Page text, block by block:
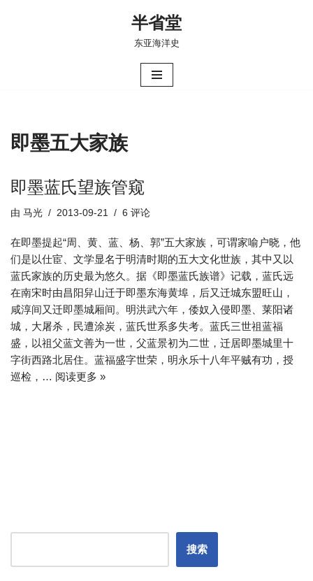
半省堂
东亚海洋史
即墨五大家族
即墨蓝氏望族管窥
由 马光 2013-09-21 6 评论
在即墨提起“周、黄、蓝、杨、郭”五大家族，可谓家喻户晓，他
们是以仕宦、文学显名于明清时期的五大文化世族，其中又以
蓝氏家族的历史最为悠久。据《即墨蓝氏族谱》记载，蓝氏远
在南宋时由昌阳舁山迁于即墨东海黄埠，后又迁城东盟旺山，
咸淳间又迁即墨城厢间。明洪武六年，倭奴入侵即墨、莱阳诸
城，大屠杀，民遭涂炭，蓝氏世系多失考。蓝氏三世祖蓝福
盛，以祖父蓝文善为一世，父蓝景初为二世，迁居即墨城里十
字街西路北居住。蓝福盛字世荣，明永乐十八年平贼有功，授
巡检，… 阅读更多 »
搜索